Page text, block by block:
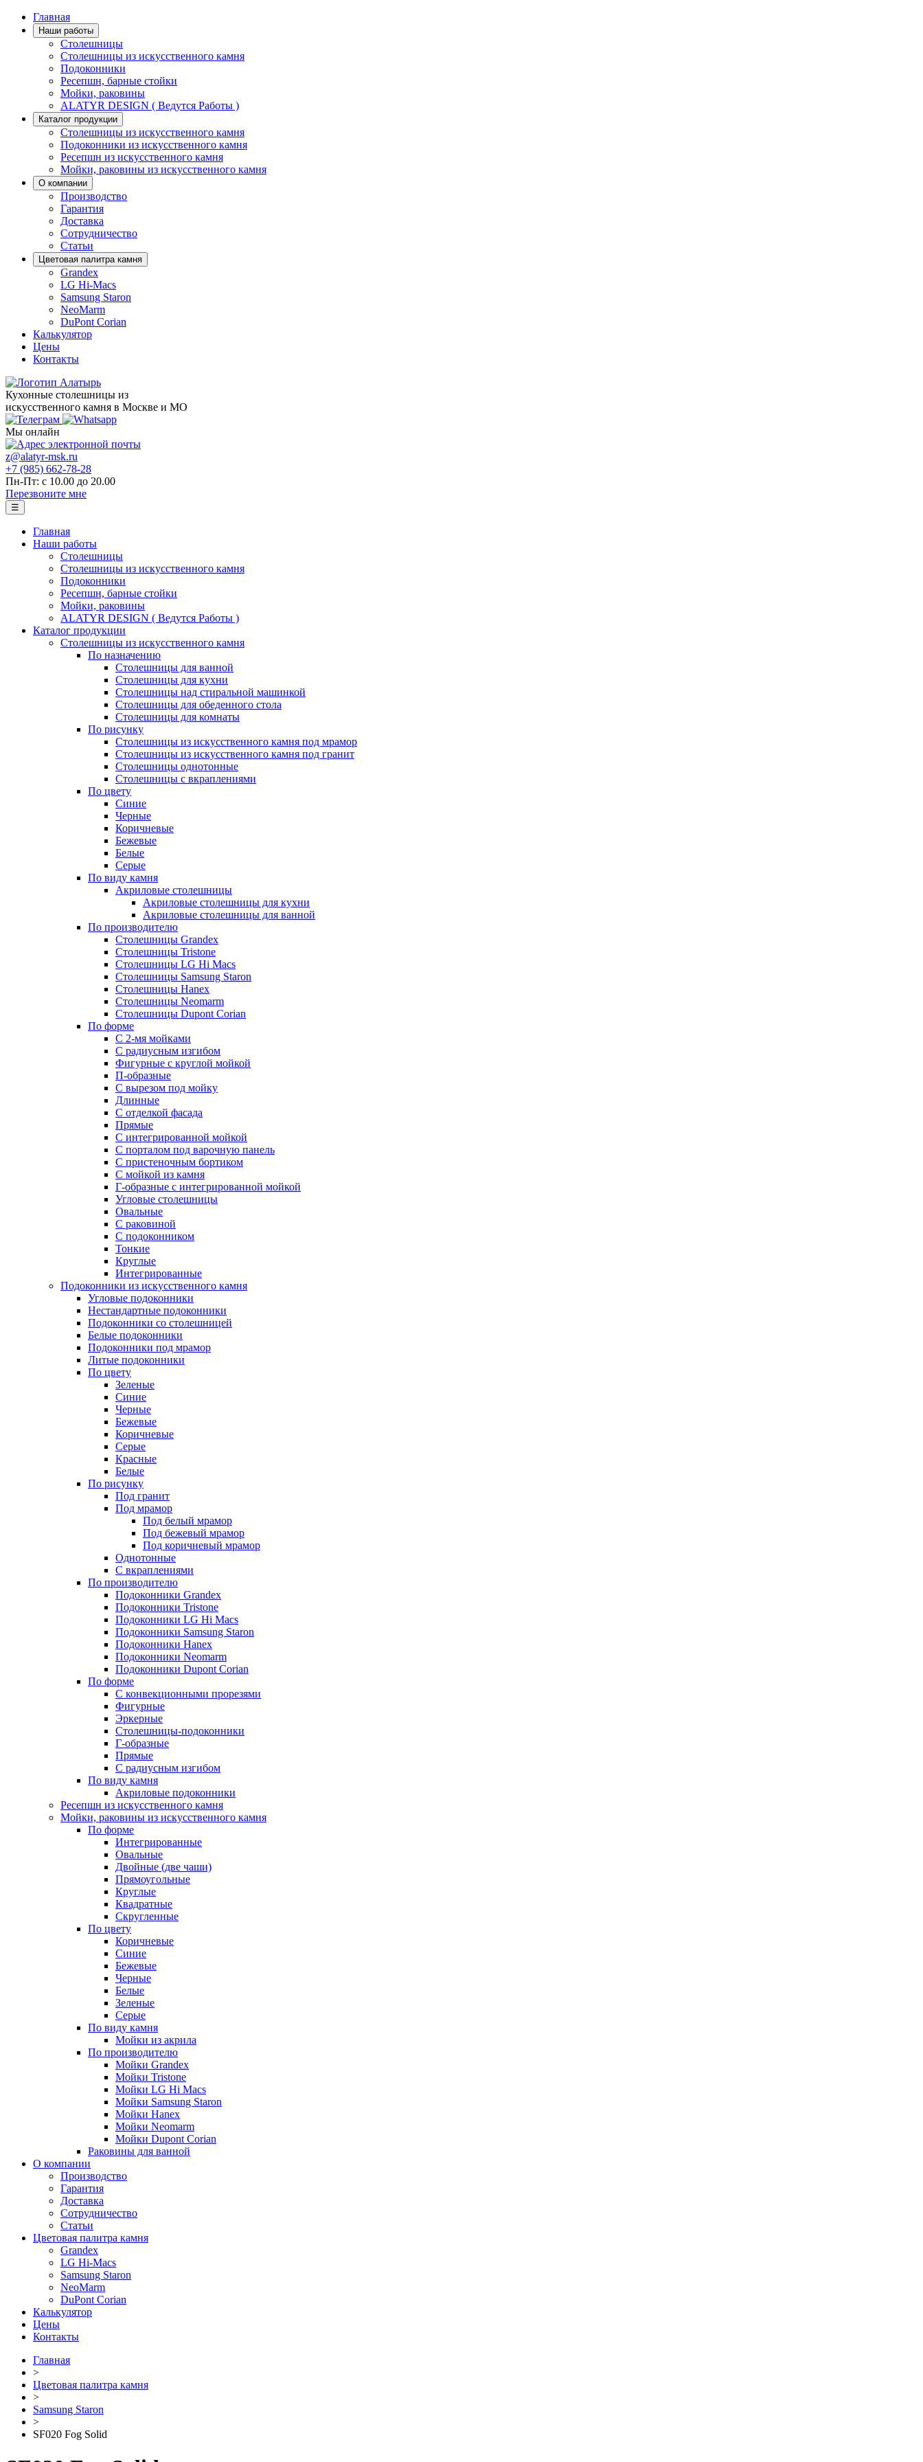
Главная
Наши работы
Столешницы
Столешницы из искусственного камня
Подоконники
Ресепшн, барные стойки
Мойки, раковины
ALATYR DESIGN ( Ведутся Работы )
Каталог продукции
Столешницы из искусственного камня
Подоконники из искусственного камня
Ресепшн из искусственного камня
Мойки, раковины из искусственного камня
О компании
Производство
Гарантия
Доставка
Сотрудничество
Статьи
Цветовая палитра камня
Grandex
LG Hi-Macs
Samsung Staron
NeoMarm
DuPont Corian
Калькулятор
Цены
Контакты
Кухонные столешницы из
искусственного камня в Москве и МО
Мы онлайн
z@alatyr-msk.ru
+7 (985) 662-78-28
Пн-Пт: с 10.00 до 20.00
Перезвоните мне
☰
Главная
Наши работы
Столешницы
Столешницы из искусственного камня
Подоконники
Ресепшн, барные стойки
Мойки, раковины
ALATYR DESIGN ( Ведутся Работы )
Каталог продукции
Столешницы из искусственного камня
По назначению
Столешницы для ванной
Столешницы для кухни
Столешницы над стиральной машинкой
Столешницы для обеденного стола
Столешницы для комнаты
По рисунку
Столешницы из искусственного камня под мрамор
Столешницы из искусственного камня под гранит
Столешницы однотонные
Столешницы с вкраплениями
По цвету
Синие
Черные
Коричневые
Бежевые
Белые
Серые
По виду камня
Акриловые столешницы
Акриловые столешницы для кухни
Акриловые столешницы для ванной
По производителю
Столешницы Grandex
Столешницы Tristone
Столешницы LG Hi Macs
Столешницы Samsung Staron
Столешницы Hanex
Столешницы Neomarm
Столешницы Dupont Corian
По форме
С 2-мя мойками
С радиусным изгибом
Фигурные с круглой мойкой
П-образные
С вырезом под мойку
Длинные
С отделкой фасада
Прямые
С интегрированной мойкой
С порталом под варочную панель
С пристеночным бортиком
С мойкой из камня
Г-образные с интегрированной мойкой
Угловые столешницы
Овальные
C раковиной
C подоконником
Тонкие
Круглые
Интегрированные
Подоконники из искусственного камня
Угловые подоконники
Нестандартные подоконники
Подоконники со столешницей
Белые подоконники
Подоконники под мрамор
Литые подоконники
По цвету
Зеленые
Синие
Черные
Бежевые
Коричневые
Серые
Красные
Белые
По рисунку
Под гранит
Под мрамор
Под белый мрамор
Под бежевый мрамор
Под коричневый мрамор
Однотонные
С вкраплениями
По производителю
Подоконники Grandex
Подоконники Tristone
Подоконники LG Hi Macs
Подоконники Samsung Staron
Подоконники Hanex
Подоконники Neomarm
Подоконники Dupont Corian
По форме
С конвекционными прорезями
Фигурные
Эркерные
Столешницы-подоконники
Г-образные
Прямые
С радиусным изгибом
По виду камня
Акриловые подоконники
Ресепшн из искусственного камня
Мойки, раковины из искусственного камня
По форме
Интегрированные
Овальные
Двойные (две чаши)
Прямоугольные
Круглые
Квадратные
Скругленные
По цвету
Коричневые
Синие
Бежевые
Черные
Белые
Зеленые
Серые
По виду камня
Мойки из акрила
По производителю
Мойки Grandex
Мойки Tristone
Мойки LG Hi Macs
Мойки Samsung Staron
Мойки Hanex
Мойки Neomarm
Мойки Dupont Corian
Раковины для ванной
О компании
Производство
Гарантия
Доставка
Сотрудничество
Статьи
Цветовая палитра камня
Grandex
LG Hi-Macs
Samsung Staron
NeoMarm
DuPont Corian
Калькулятор
Цены
Контакты
Главная
>
Цветовая палитра камня
>
Samsung Staron
>
SF020 Fog Solid